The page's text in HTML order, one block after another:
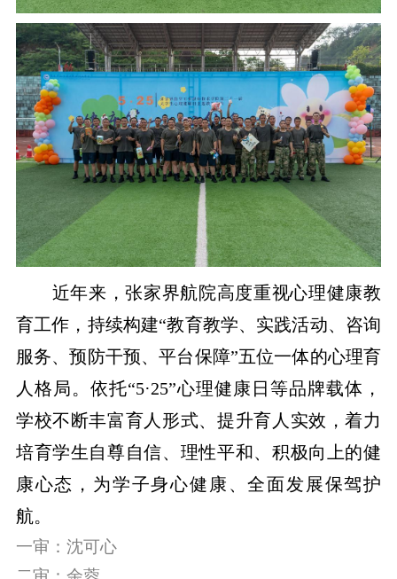
近年来，张家界航院高度重视心理健康教
育工作，持续构建“教育教学、实践活动、咨询
服务、预防干预、平台保障”五位一体的心理育
人格局。依托“5·25”心理健康日等品牌载体，
学校不断丰富育人形式、提升育人实效，着力
培育学生自尊自信、理性平和、积极向上的健
康心态，为学子身心健康、全面发展保驾护
航。
一审：沈可心